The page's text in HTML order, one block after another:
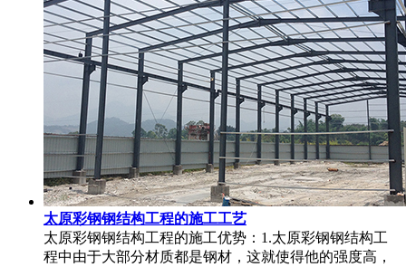
太原彩钢钢结构工程的施工工艺
太原彩钢钢结构工程的施工优势：1.太原彩钢钢结构工
程中由于大部分材质都是钢材，这就使得他的强度高，